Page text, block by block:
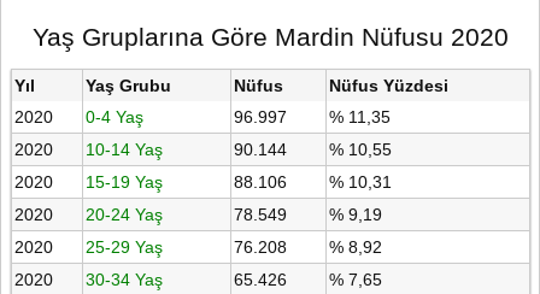
Yaş Gruplarına Göre Mardin Nüfusu 2020
Yıl Yaş Grubu Nüfus
Nüfus Yüzdesi
2020
0-4 Yaş 96.997
% 11,35
2020
10-14 Yaş 90.144
% 10,55
2020
15-19 Yaş 88.106
% 10,31
2020
20-24 Yaş 78.549
% 9,19
2020
25-29 Yaş 76.208
% 8,92
2020
30-34 Yaş 65.426
% 7,65